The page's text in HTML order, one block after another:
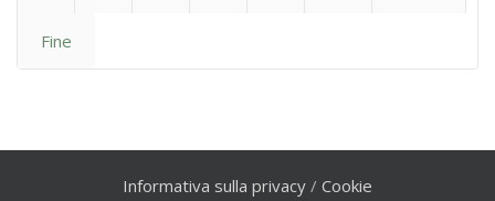
Fine
Informativa sulla privacy / Cookie